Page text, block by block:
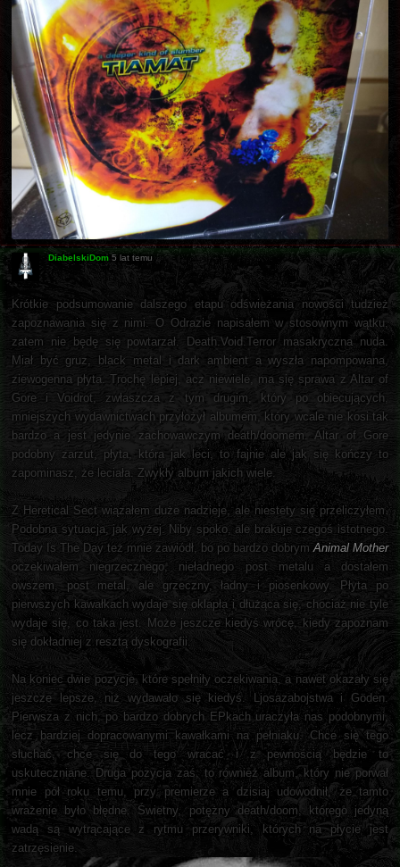
DiabelskiDom 5 lat temu
Krótkie podsumowanie dalszego etapu odświeżania nowości tudzież
zapoznawania się z nimi. O Odrazie napisałem w stosownym wątku,
zatem nie będę się powtarzał. Death.Void.Terror masakryczna nuda.
Miał być gruz, black metal i dark ambient a wyszła napompowana,
ziewogenna płyta. Trochę lepiej, acz niewiele, ma się sprawa z Altar of
Gore i Voidrot, zwłaszcza z tym drugim, który po obiecujących,
mniejszych wydawnictwach przyłożył albumem, który wcale nie kosi tak
bardzo a jest jedynie zachowawczym death/doomem. Altar of Gore
podobny zarzut, płyta, która jak leci, to fajnie ale jak się kończy to
zapominasz, że leciała. Zwykły album jakich wiele.
Z Heretical Sect wiązałem duże nadzieje, ale niestety się przeliczyłem.
Podobna sytuacja, jak wyżej. Niby spoko, ale brakuje czegoś istotnego.
Today Is The Day też mnie zawiódł, bo po bardzo dobrymAnimal Mother
oczekiwałem niegrzecznego, nieładnego post metalu a dostałem
owszem, post metal, ale grzeczny, ładny i piosenkowy. Płyta po
pierwszych kawałkach wydaje się oklapła i dłużąca się, chociaż nie tyle
wydaje się, co taka jest. Może jeszcze kiedyś wrócę, kiedy zapoznam
się dokładniej z resztą dyskografii.
Na koniec dwie pozycje, które spełniły oczekiwania, a nawet okazały się
jeszcze lepsze, niż wydawało się kiedyś. Ljosazabojstwa i Göden.
Pierwsza z nich, po bardzo dobrych EPkach uraczyła nas podobnymi,
lecz bardziej dopracowanymi kawałkami na pełniaku. Chce się tego
słuchać, chce się do tego wracać i z pewnością będzie to
uskuteczniane. Druga pozycja zaś, to również album, który nie porwał
mnie pół roku temu, przy premierze a dzisiaj udowodnił, że tamto
wrażenie było błędne. Świetny, potężny death/doom, którego jedyną
wadą są wytrącające z rytmu przerywniki, których na płycie jest
zatrzęsienie.